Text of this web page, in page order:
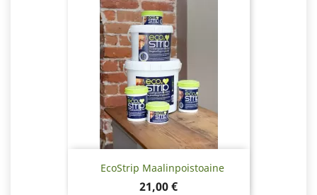
EcoStrip Maalinpoistoaine
Hinta
21,00 €